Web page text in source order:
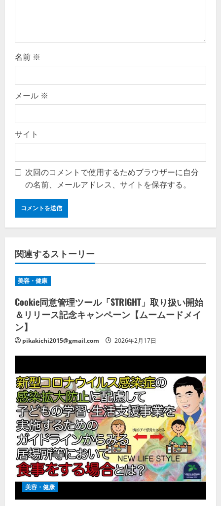
n
名前 ※
メール ※
サイト
次回のコメントで使用するためブラウザーに自分
の名前、メールアドレス、サイトを保存する。
関連するストーリー
美容・健康
Cookie同意管理ツール「STRIGHT」取り扱い開始
＆リリース記念キャンペーン【ムームードメイ
ン】
pikakichi2015@gmail.com 2026年2月17日
美容・健康